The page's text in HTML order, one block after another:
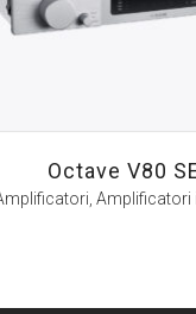
Octave V80
Amplificatori